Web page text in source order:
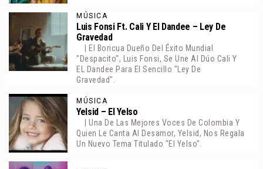
MÚSICA
Luis Fonsi Ft. Cali Y El Dandee – Ley De
Gravedad
| El Boricua Dueño Del Éxito Mundial
"Despacito", Luis Fonsi, Se Une Al Dúo Cali Y
EL Dandee Para El Sencillo "Ley De
Gravedad".
MÚSICA
Yelsid – El Yelso
| Una De Las Mejores Voces De Colombia Y
Quien Le Canta Al Desamor, Yelsid, Nos Regala
Un Nuevo Tema Titulado "El Yelso".